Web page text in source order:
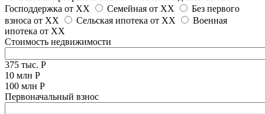
Господдержка от XX Семейная от XX
Без первого
взноса от XX Сельская ипотека от XX
Военная
ипотека от XX
Стоимость недвижимости
375 тыс. Р
10 млн Р
100 млн Р
Первоначальный взнос